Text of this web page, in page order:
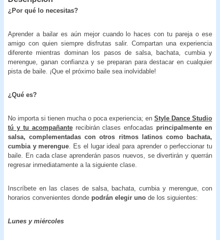
¿Por qué lo necesitas?
Aprender a bailar es aún mejor cuando lo haces con tu pareja o ese
amigo con quien siempre disfrutas salir. Compartan una experiencia
diferente mientras dominan los pasos de salsa, bachata, cumbia y
merengue, ganan confianza y se preparan para destacar en cualquier
pista de baile. ¡Que el próximo baile sea inolvidable!
¿Qué es?
No importa si tienen mucha o poca experiencia; en Style Dance Studio
tú y tu acompañanterecibirán clases enfocadas principalmente en
salsa, complementadas con otros ritmos latinos como bachata,
cumbia y merengue . Es el lugar ideal para aprender o perfeccionar tu
baile. En cada clase aprenderán pasos nuevos, se divertirán y querrán
regresar inmediatamente a la siguiente clase.
Inscríbete en las clases de salsa, bachata, cumbia y merengue, con
horarios convenientes donde podrán elegir uno de los siguientes:
Lunes y miércoles